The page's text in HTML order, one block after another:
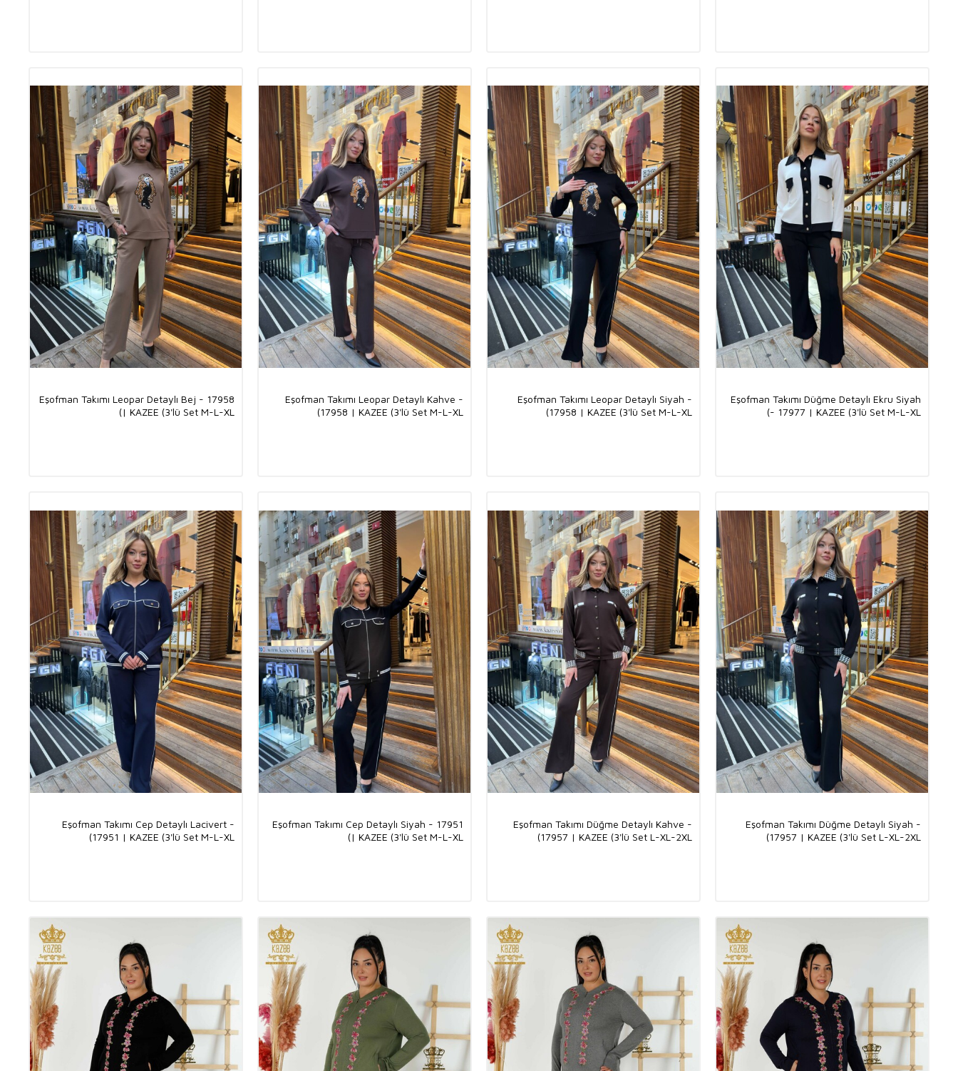
Eşofman Takımı Düğme Detaylı Ekru Siyah
- 17977 | KAZEE (3'lü Set M-L-XL)
Eşofman Takımı Leopar Detaylı Siyah -
17958 | KAZEE (3'lü Set M-L-XL)
Eşofman Takımı Leopar Detaylı Kahve -
17958 | KAZEE (3'lü Set M-L-XL)
Eşofman Takımı Leopar Detaylı Bej - 17958
| KAZEE (3'lü Set M-L-XL)
Eşofman Takımı Düğme Detaylı Siyah -
17957 | KAZEE (3'lü Set L-XL-2XL)
Eşofman Takımı Düğme Detaylı Kahve -
17957 | KAZEE (3'lü Set L-XL-2XL)
Eşofman Takımı Cep Detaylı Siyah - 17951
| KAZEE (3'lü Set M-L-XL)
Eşofman Takımı Cep Detaylı Lacivert -
17951 | KAZEE (3'lü Set M-L-XL)